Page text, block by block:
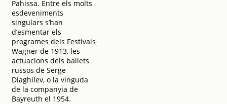
Pahissa. Entre els molts
esdeveniments
singulars s’han
d’esmentar els
programes dels Festivals
Wagner de 1913, les
actuacions dels ballets
russos de Serge
Diaghilev, o la vinguda
de la companyia de
Bayreuth el 1954.